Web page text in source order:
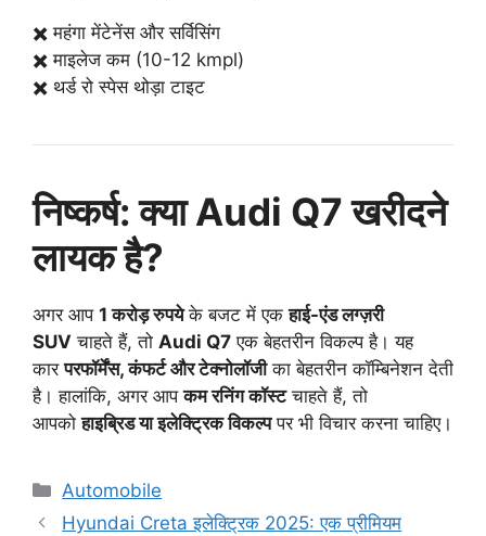
✖️ महंगा मेंटेनेंस और सर्विसिंग
✖️ माइलेज कम (10-12 kmpl)
✖️ थर्ड रो स्पेस थोड़ा टाइट
निष्कर्ष: क्या Audi Q7 खरीदने
लायक है?
अगर आप 1 करोड़ रुपयेके बजट में एकहाई-एंड लग्ज़री
SUV चाहते हैं, तो Audi Q7 एक बेहतरीन विकल्प है। यह
कारपरफॉर्मेंस, कंफर्ट और टेक्नोलॉजीका बेहतरीन कॉम्बिनेशन देती
है। हालांकि, अगर आपकम रनिंग कॉस्टचाहते हैं, तो
आपकोहाइब्रिड या इलेक्ट्रिक विकल्पपर भी विचार करना चाहिए।
C
a
Automobile
Hyundai Creta इलेक्ट्रिक 2025: एक प्रीमियम